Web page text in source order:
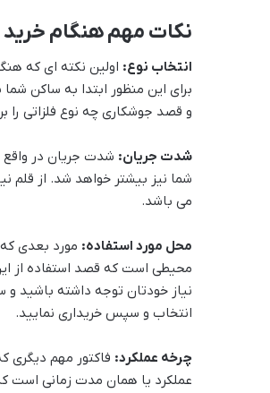
نکات مهم هنگام
انتخاب نوع: اولین نکته ای که
برای این منظور ابتدا به ساکن
و قصد جوشکاری چه نوع فلزاتی را
شدت جریان: شدت جریان در
شما نیز بیشتر خواهد شد. از قلم
می باشد.
محل مورد استفاده: مورد بعدی
محیطی است که قصد استفاده از
نیاز خودتان توجه داشته
انتخاب و سپس خریداری نمایید.
چرخه عملکرد: فاکتور مهم دیگری
عملکرد یا همان مدت زمانی است